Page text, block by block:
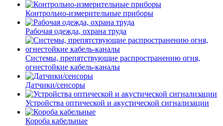
Контрольно-измерительные приборы
Рабочая одежда, охрана труда
Системы, препятствующие распространению огня,
огнестойкие кабель-каналы
Датчики/сенсоры
Устройства оптической и акустической сигнализации
Короба кабельные